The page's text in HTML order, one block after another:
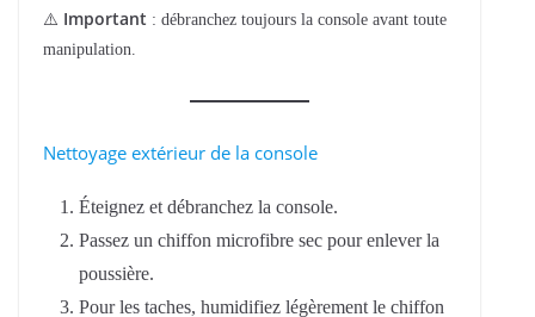
⚠️ Important : débranchez toujours la console avant toute
manipulation.
Nettoyage extérieur de la console
Éteignez et débranchez la console.
Passez un chiffon microfibre sec pour enlever la
poussière.
Pour les taches, humidifiez légèrement le chiffon